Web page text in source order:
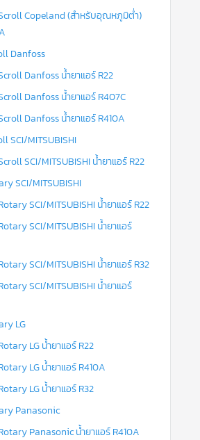
Copeland (สำหรับอุณหภูมิต่ำ)
Danfoss
Danfoss น้ำยาแอร์ R22
Danfoss น้ำยาแอร์ R407C
Danfoss น้ำยาแอร์ R410A
SCI/MITSUBISHI
SCI/MITSUBISHI น้ำยาแอร์ R22
SCI/MITSUBISHI
SCI/MITSUBISHI น้ำยาแอร์ R22
SCI/MITSUBISHI น้ำยาแอร์
SCI/MITSUBISHI น้ำยาแอร์ R32
SCI/MITSUBISHI น้ำยาแอร์
LG
LG น้ำยาแอร์ R22
LG น้ำยาแอร์ R410A
LG น้ำยาแอร์ R32
Panasonic
Panasonic น้ำยาแอร์ R410A